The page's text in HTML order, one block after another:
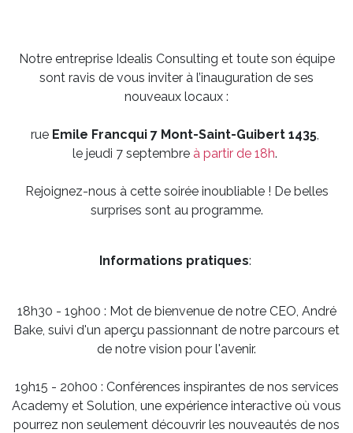
Notre entreprise Idealis Consulting et toute son équipe
sont ravis de vous inviter à l’inauguration de ses
nouveaux locaux :
rue Emile Francqui 7 Mont-Saint-Guibert 1435,
le jeudi 7 septembre à partir de 18h.
Rejoignez-nous à cette soirée inoubliable ! De belles
surprises sont au programme.
Informations pratiques:
18h30 - 19h00 : Mot de bienvenue de notre CEO, André
Bake, suivi d'un aperçu passionnant de notre parcours et
de notre vision pour l'avenir.
19h15 - 20h00 : Conférences inspirantes de nos services
Academy et Solution, une expérience interactive où vous
pourrez non seulement découvrir les nouveautés de nos